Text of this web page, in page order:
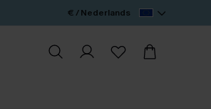
€ / Nederlands